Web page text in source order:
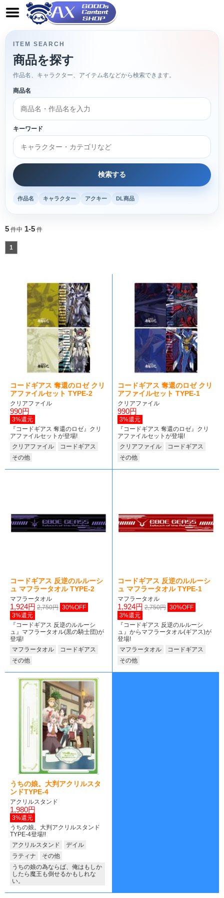
ITEM SEARCH
商品を探す
作品名、キャラクター、アイテム名などから検索できます。
商品名
キーワード
作品名 キャラクター アクキー DL商品
5 件中 1-5 件
1
コードギアス 奪還のロゼ クリ
アファイルセット TYPE-2
クリアファイル
990円
3%還元
『コードギアス 奪還のロゼ』クリ
アファイルセットが登場!
クリアファイル
コードギアス
その他
コードギアス 奪還のロゼ クリ
アファイルセット TYPE-1
クリアファイル
990円
3%還元
『コードギアス 奪還のロゼ』クリ
アファイルセットが登場!
クリアファイル
コードギアス
その他
コードギアス 反逆のルルーシ
ュ マフラータオル TYPE-2
マフラータオル
1,924円 2,750円 30%OFF
3%還元
『コードギアス 反逆のルルーシ
ュ』マフラータオル(黒の騎士団)が
登場!
マフラータオル
コードギアス
その他
コードギアス 反逆のルルーシ
ュ マフラータオル TYPE-1
マフラータオル
1,924円 2,750円 30%OFF
3%還元
『コードギアス 反逆のルルーシ
ュ』からマフラータオル(ギアス)が
登場!
マフラータオル
コードギアス
その他
うちの娘。大判アクリルスタ
ンドTYPE-4
アクリルスタンド
1,980円
3%還元
うちの娘。大判アクリルスタンド
TYPE-4登場!!
アクリルスタンド
デイル
ラティナ
その他
うちの娘の為ならば、俺はもしか
したら魔王も倒せるかもしれな
い。